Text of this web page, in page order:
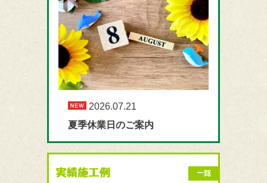
2026.07.21
夏季休業日のご案内